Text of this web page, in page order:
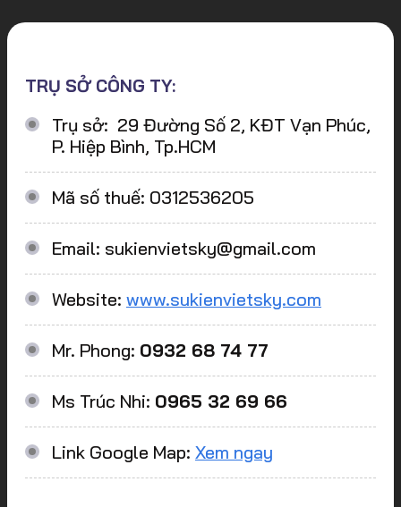
TRỤ SỞ CÔNG TY:
Trụ sở: 29 Đường Số 2, KĐT Vạn Phúc,
P. Hiệp Bình, Tp.HCM
Mã số thuế: 0312536205
Email: sukienvietsky@gmail.com
Website: www.sukienvietsky.com
Mr. Phong: 0932 68 74 77
Ms Trúc Nhi: 0965 32 69 66
Link Google Map: Xem ngay